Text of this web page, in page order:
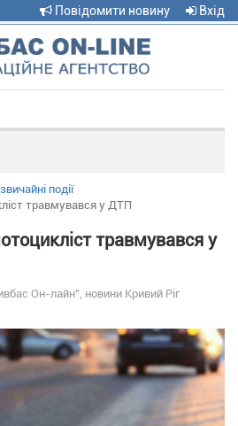
Повідомити новину Вхід
navigation
події
травмувався у ДТП
травмувався у
Он-лайн", новини Кривий Ріг